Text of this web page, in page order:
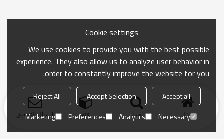
منزل بحث فئة ارسال التحقيق
Cookie settings
We use cookies to provide you with the best possible
experience. They also allow us to analyze user behavior in
order to constantly improve the website for you.
Accept all
Accept Selection
Reject All
Necessary
Analytics
Preferences
Marketing